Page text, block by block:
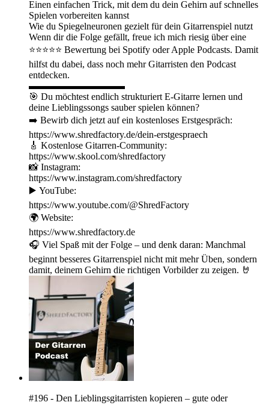
Einen einfachen Trick, mit dem du dein Gehirn auf schnelles
Spielen vorbereiten kannst
Wie du Spiegelneuronen gezielt für dein Gitarrenspiel nutzt
Wenn dir die Folge gefällt, freue ich mich riesig über eine
⭐⭐⭐⭐⭐ Bewertung bei Spotify oder Apple Podcasts. Damit
hilfst du dabei, dass noch mehr Gitarristen den Podcast
entdecken.
▬▬▬▬▬▬▬▬▬▬
🎯 Du möchtest endlich strukturiert E-Gitarre lernen und
deine Lieblingssongs sauber spielen können?
➡️ Bewirb dich jetzt auf ein kostenloses Erstgespräch:
https://www.shredfactory.de/dein-erstgespraech
🎸 Kostenlose Gitarren-Community:
https://www.skool.com/shredfactory
📸 Instagram:
https://www.instagram.com/shredfactory
▶️ YouTube:
https://www.youtube.com/@ShredFactory
🌍 Website:
https://www.shredfactory.de
🎧 Viel Spaß mit der Folge – und denk daran: Manchmal
beginnt besseres Gitarrenspiel nicht mit mehr Üben, sondern
damit, deinem Gehirn die richtigen Vorbilder zu zeigen. 🤘
#196 - Den Lieblingsgitarristen kopieren – gute oder